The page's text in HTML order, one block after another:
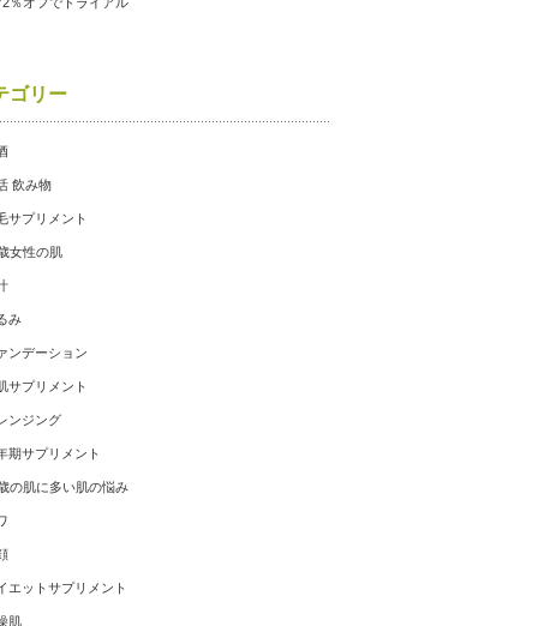
ゴリー
飲み物
サプリメント
女性の肌
み
ンデーション
サプリメント
ンジング
期サプリメント
の肌に多い肌の悩み
エットサプリメント
肌